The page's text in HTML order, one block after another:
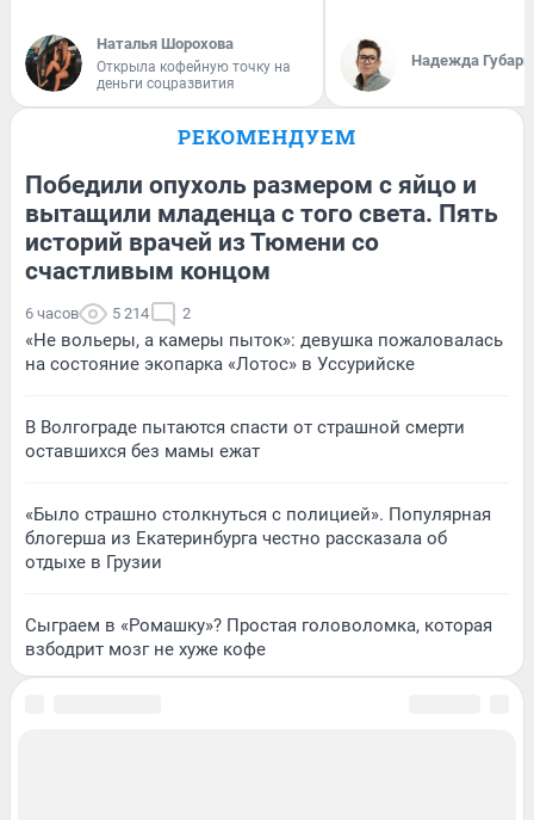
Наталья Шорохова
Открыла кофейную точку на
деньги соцразвития
Надежда Губарь
РЕКОМЕНДУЕМ
Победили опухоль размером с яйцо и
вытащили младенца с того света. Пять
историй врачей из Тюмени со
счастливым концом
6 часов 5 214 2
«Не вольеры, а камеры пыток»: девушка пожаловалась
на состояние экопарка «Лотос» в Уссурийске
В Волгограде пытаются спасти от страшной смерти
оставшихся без мамы ежат
«Было страшно столкнуться с полицией». Популярная
блогерша из Екатеринбурга честно рассказала об
отдыхе в Грузии
Сыграем в «Ромашку»? Простая головоломка, которая
взбодрит мозг не хуже кофе